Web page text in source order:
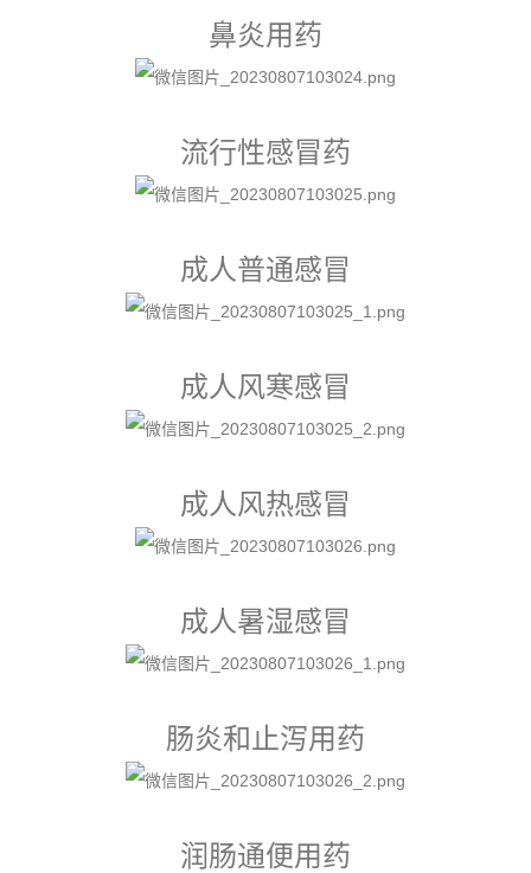
鼻炎用药
流行性感冒药
成人普通感冒
成人风寒感冒
成人风热感冒
成人暑湿感冒
肠炎和止泻用药
润肠通便用药